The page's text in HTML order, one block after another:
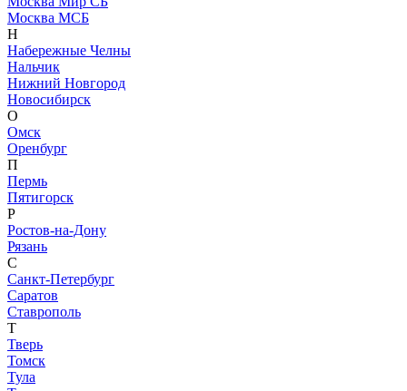
Москва МСБ
Н
Набережные Челны
Нальчик
Нижний Новгород
Новосибирск
О
Омск
Оренбург
П
Пермь
Пятигорск
Р
Ростов-на-Дону
Рязань
С
Санкт-Петербург
Саратов
Ставрополь
Т
Тверь
Томск
Тула